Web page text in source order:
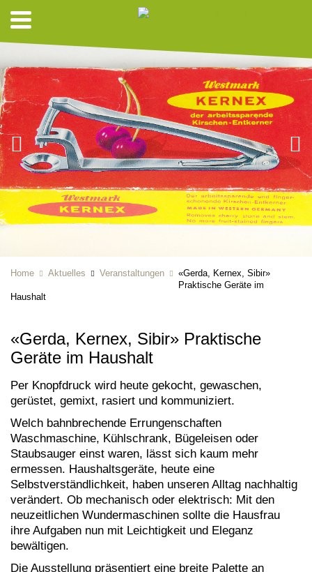
Home Aktuelles Veranstaltungen
«Gerda, Kernex, Sibir»
Praktische Geräte im
Haushalt
«Gerda, Kernex, Sibir» Praktische
Geräte im Haushalt
Per Knopfdruck wird heute gekocht, gewaschen,
gerüstet, gemixt, rasiert und kommuniziert.
Welch bahnbrechende Errungenschaften
Waschmaschine, Kühlschrank, Bügeleisen oder
Staubsauger einst waren, lässt sich kaum mehr
ermessen. Haushaltsgeräte, heute eine
Selbstverständlichkeit, haben unseren Alltag nachhaltig
verändert. Ob mechanisch oder elektrisch: Mit den
neuzeitlichen Wundermaschinen sollte die Hausfrau
ihre Aufgaben nun mit Leichtigkeit und Eleganz
bewältigen.
Die Ausstellung präsentiert eine breite Palette an